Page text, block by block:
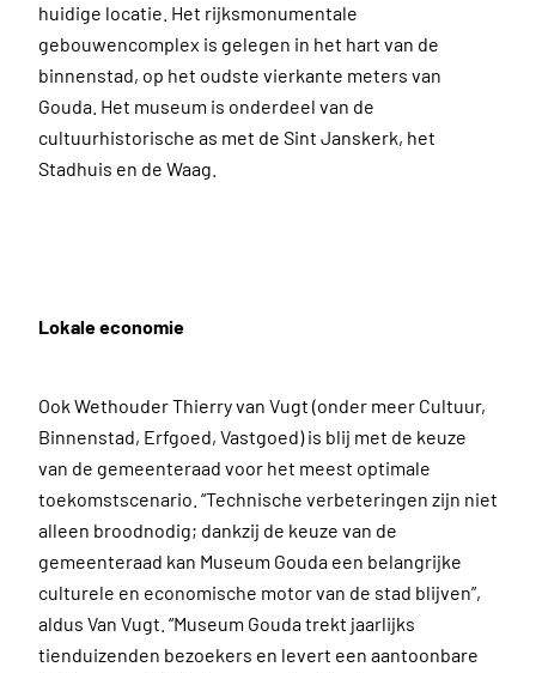
huidige locatie. Het rijksmonumentale
gebouwencomplex is gelegen in het hart van de
binnenstad, op het oudste vierkante meters van
Gouda. Het museum is onderdeel van de
cultuurhistorische as met de Sint Janskerk, het
Stadhuis en de Waag.
Lokale economie
Ook Wethouder Thierry van Vugt (onder meer Cultuur,
Binnenstad, Erfgoed, Vastgoed) is blij met de keuze
van de gemeenteraad voor het meest optimale
toekomstscenario. “Technische verbeteringen zijn niet
alleen broodnodig; dankzij de keuze van de
gemeenteraad kan Museum Gouda een belangrijke
culturele en economische motor van de stad blijven”,
aldus Van Vugt. “Museum Gouda trekt jaarlijks
tienduizenden bezoekers en levert een aantoonbare